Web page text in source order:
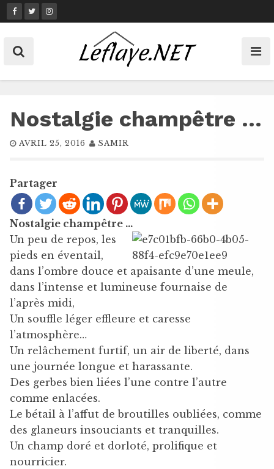
Skip
to
Nostalgie champêtre …
AVRIL 25, 2016 SAMIR
Partager
Nostalgie champêtre …
Un peu de repos, les
pieds en éventail,
dans l’ombre douce et apaisante d’une meule,
dans l’intense et lumineuse fournaise de
l’après midi,
Un souffle léger effleure et caresse
l’atmosphère…
Un relâchement furtif, un air de liberté, dans
une journée longue et harassante.
Des gerbes bien liées l’une contre l’autre
comme enlacées.
Le bétail à l’affut de broutilles oubliées, comme
des glaneurs insouciants et tranquilles.
Un champ doré et dorloté, prolifique et
nourricier.